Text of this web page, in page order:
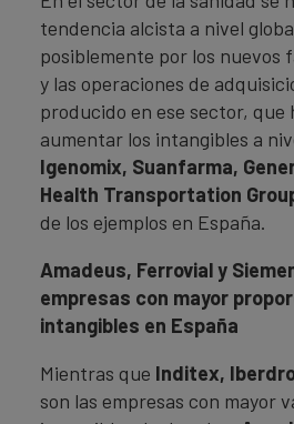
tendencia alcista a nivel
posiblemente por los nuevos
y las operaciones de
producido en ese sector, que
aumentar los intangibles a
Igenomix, Suanfarma,
Health Transportation
de los ejemplos en España.
Amadeus, Ferrovial y
empresas con mayor
intangibles en España
Mientras que Inditex,
son las empresas con mayor